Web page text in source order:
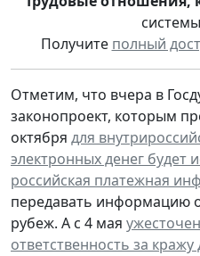
Получите полный
Отметим, что вчера в
законопроект, которым
октября для
электронных денег будет
российская платежная
передавать информацию
рубеж. А с 4 мая
ответственность за кражу